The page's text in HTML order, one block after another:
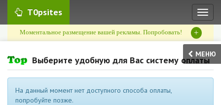
T0psites
Моментальное размещение вашей рекламы. Попробовать! +
МЕНЮ
Выберите удобную для Вас систему оплаты
На данный момент нет доступного способа оплаты,
попробуйте позже.